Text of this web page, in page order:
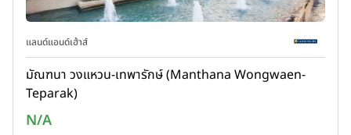
แลนด์แอนด์เฮ้าส์
มัณฑนา วงแหวน-เทพารักษ์ (Manthana Wongwaen-
Teparak)
N/A